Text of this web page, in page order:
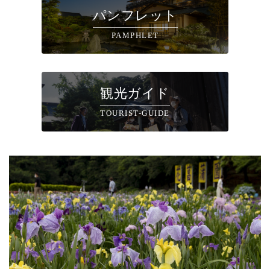
パンフレット
PAMPHLET
観光ガイド
TOURIST-GUIDE